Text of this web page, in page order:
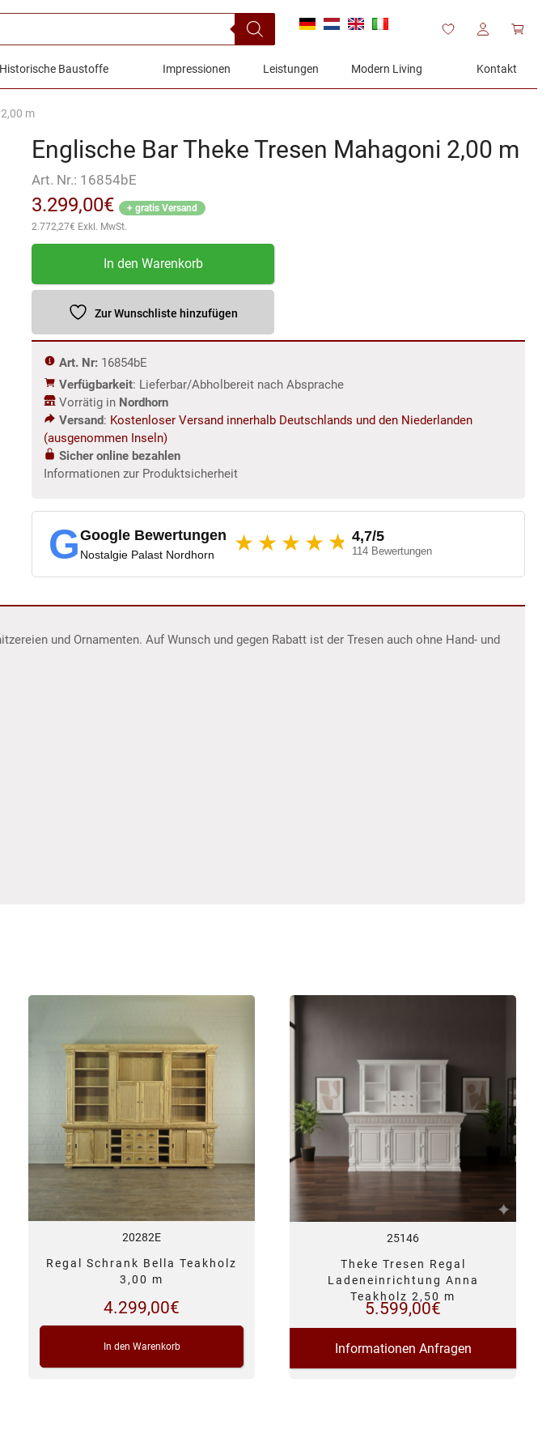
Historische Baustoffe Impressionen Leistungen Modern Living Kontakt
m
Englische Bar Theke Tresen Mahagoni 2,00 m
Art. Nr.: 16854bE
3.299,00€
+ gratis Versand
2.772,27€ Exkl. MwSt.
Englische
Theke
Tresen
Mahagoni
2,00
Menge
In den Warenkorb
Zur Wunschliste hinzufügen
Art. Nr: 16854bE
Verfügbarkeit: Lieferbar/Abholbereit nach Absprache
Vorrätig in Nordhorn
Versand: Kostenloser Versand innerhalb Deutschlands und den Niederlanden
(ausgenommen Inseln)
Sicher online bezahlen
Informationen zur Produktsicherheit
GGoogle Bewertungen
Nostalgie Palast Nordhorn ★★★★ ★ 4,7/5
114 Bewertungen
und Ornamenten. Auf Wunsch und gegen Rabatt ist der Tresen auch ohne Hand- und
20282E
Regal Schrank Bella Teakholz
3,00 m
4.299,00€
In den Warenkorb
25146
Theke Tresen Regal
Ladeneinrichtung Anna
Teakholz 2,50 m
5.599,00€
Informationen Anfragen